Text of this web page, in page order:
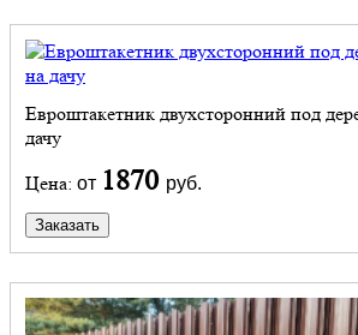
Евроштакетник двухсторонний под
дачу
Цена: от 1870 руб.
Заказать